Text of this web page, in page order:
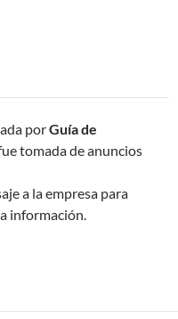
porGuía de
tomada de anuncios
a la empresa para
información.